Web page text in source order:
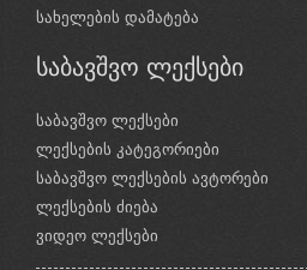
სახელების დამატება
საბავშვო ლექსები
საბავშვო ლექსები
ლექსების კატეგორიები
საბავშვო ლექსების ავტორები
ლექსების ძიება
ვიდეო ლექსები